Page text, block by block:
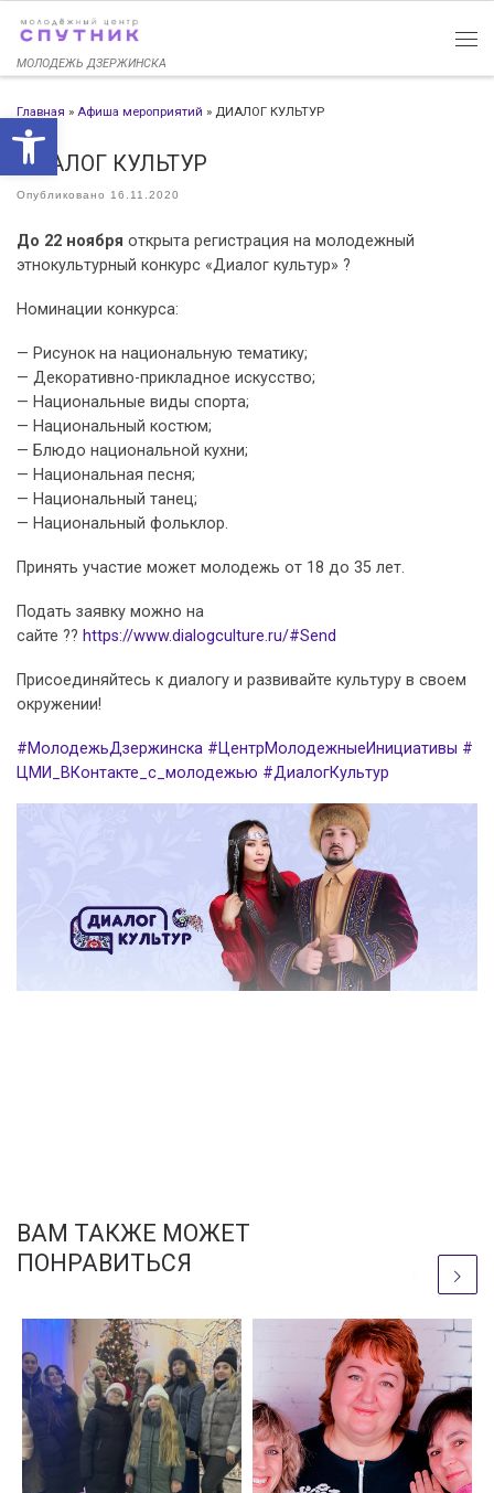
Открыть панель
Перейти к содержимому
МОЛОДЕЖЬ ДЗЕРЖИНСКА
Главная » Афиша мероприятий » ДИАЛОГ КУЛЬТУР
ДИАЛОГ КУЛЬТУР
Опубликовано 16.11.2020
До 22 ноября открыта регистрация на молодежный
этнокультурный конкурс «Диалог культур» ?
Номинации конкурса:
— Рисунок на национальную тематику;
— Декоративно-прикладное искусство;
— Национальные виды спорта;
— Национальный костюм;
— Блюдо национальной кухни;
— Национальная песня;
— Национальный танец;
— Национальный фольклор.
Принять участие может молодежь от 18 до 35 лет.
Подать заявку можно на
сайте ?? https://www.dialogculture.ru/#Send
Присоединяйтесь к диалогу и развивайте культуру в своем
окружении!
#МолодежьДзержинска #ЦентрМолодежныеИнициативы #
ЦМИ_ВКонтакте_с_молодежью #ДиалогКультур
ВАМ ТАКЖЕ МОЖЕТ
ПОНРАВИТЬСЯ